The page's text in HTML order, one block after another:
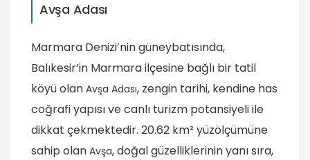
Avşa Adası
Marmara Denizi’nin güneybatısında,
Balıkesir’in Marmara ilçesine bağlı bir tatil
köyü olan Avşa Adası, zengin tarihi, kendine has
coğrafi yapısı ve canlı turizm potansiyeli ile
dikkat çekmektedir. 20.62 km² yüzölçümüne
sahip olan Avşa, doğal güzelliklerinin yanı sıra,